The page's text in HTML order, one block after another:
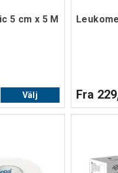
5 cm x 5 M
Välj Fra